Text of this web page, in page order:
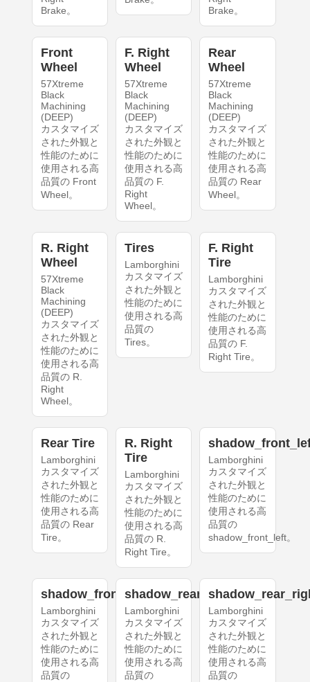
Brake。
Brake。
Front
Wheel
57Xtreme
Black
Machining
(DEEP)
カスタマイズ
された外観と
性能のために
使用される高
品質の Front
Wheel。
F. Right
Wheel
57Xtreme
Black
Machining
(DEEP)
カスタマイズ
された外観と
性能のために
使用される高
品質の F.
Right
Wheel。
Rear
Wheel
57Xtreme
Black
Machining
(DEEP)
カスタマイズ
された外観と
性能のために
使用される高
品質の Rear
Wheel。
R. Right
Wheel
57Xtreme
Black
Machining
(DEEP)
カスタマイズ
された外観と
性能のために
使用される高
品質の R.
Right
Wheel。
Tires
Lamborghini
カスタマイズ
された外観と
性能のために
使用される高
品質の
Tires。
F. Right
Tire
Lamborghini
カスタマイズ
された外観と
性能のために
使用される高
品質の F.
Right Tire。
Rear Tire
Lamborghini
カスタマイズ
された外観と
性能のために
使用される高
品質の Rear
Tire。
R. Right
Tire
Lamborghini
カスタマイズ
された外観と
性能のために
使用される高
品質の R.
Right Tire。
Lamborghini
カスタマイズ
された外観と
性能のために
使用される高
品質の
shadow_front_left。
shadow_front_right
Lamborghini
カスタマイズ
された外観と
性能のために
使用される高
品質の
shadow_rear_left
Lamborghini
カスタマイズ
された外観と
性能のために
使用される高
品質の
Lamborghini
カスタマイズ
された外観と
性能のために
使用される高
品質の